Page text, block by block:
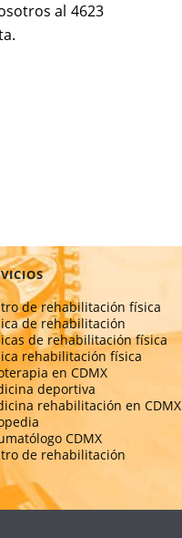
al 4623
de rehabilitación física
de rehabilitación
de rehabilitación física
rehabilitación física
en CDMX
deportiva
rehabilitación en CDMX
CDMX
de rehabilitación